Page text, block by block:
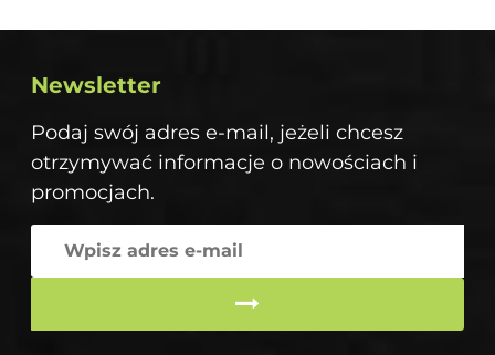
Newsletter
Podaj swój adres e-mail, jeżeli chcesz
otrzymywać informacje o nowościach i
promocjach.